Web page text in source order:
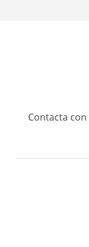
Contacta